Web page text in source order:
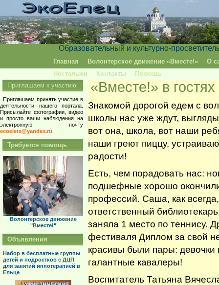
Образовательный и культурно-
Главная Волонтерское движение «Вместе!»
О
Ностальжи
Контакты Помощь
«Вместе!» в
Знакомой дорогой едем с
школы нас уже ждут,
вот она, школа, вот наши
наши греют пиццу,
радости!
Есть, чем порадовать нас:
подшефные хорошо
профессий. Саша, как
ответственный
заняла 1 место по теннису.
фестиваля Диплом за свой
красивы были пары: девочки
галантные кавалеры!
Воспитатель Татьяна
Приглашаем к участию
Приглашаем принять участие в
деятельности нашего портала.
Присылайте фотографии, видео
и просто ваши наблюдения на
электронную почту
ecoelets@yandex.ru
Требуется помощь
Волонтерское движение
"Вместе!"
Объявления
Набор в бесплатные группы
детей и подростков с ДЦП
для занятий иппотерапией в
Ельце